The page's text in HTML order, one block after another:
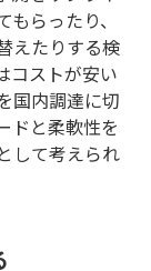
らったり、
えたりする検
コストが安い
国内調達に切
ドと柔軟性を
して考えられ